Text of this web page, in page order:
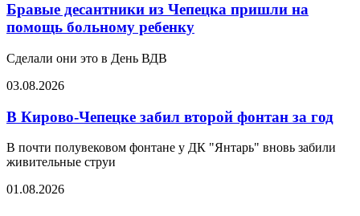
Бравые десантники из Чепецка пришли на
помощь больному ребенку
Сделали они это в День ВДВ
03.08.2026
В Кирово-Чепецке забил второй фонтан за год
В почти полувековом фонтане у ДК "Янтарь" вновь забили
живительные струи
01.08.2026